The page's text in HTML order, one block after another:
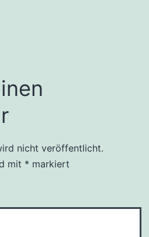
nicht veröffentlicht.
mit * markiert